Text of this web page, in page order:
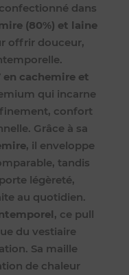
dans
(80%) et laine
offrir douceur,
en cachemire et
qui incarne
confort
Grâce à sa
, il enveloppe
tandis
légèreté,
au quotidien.
, ce pull
du vestiaire
Sa maille
de chaleur